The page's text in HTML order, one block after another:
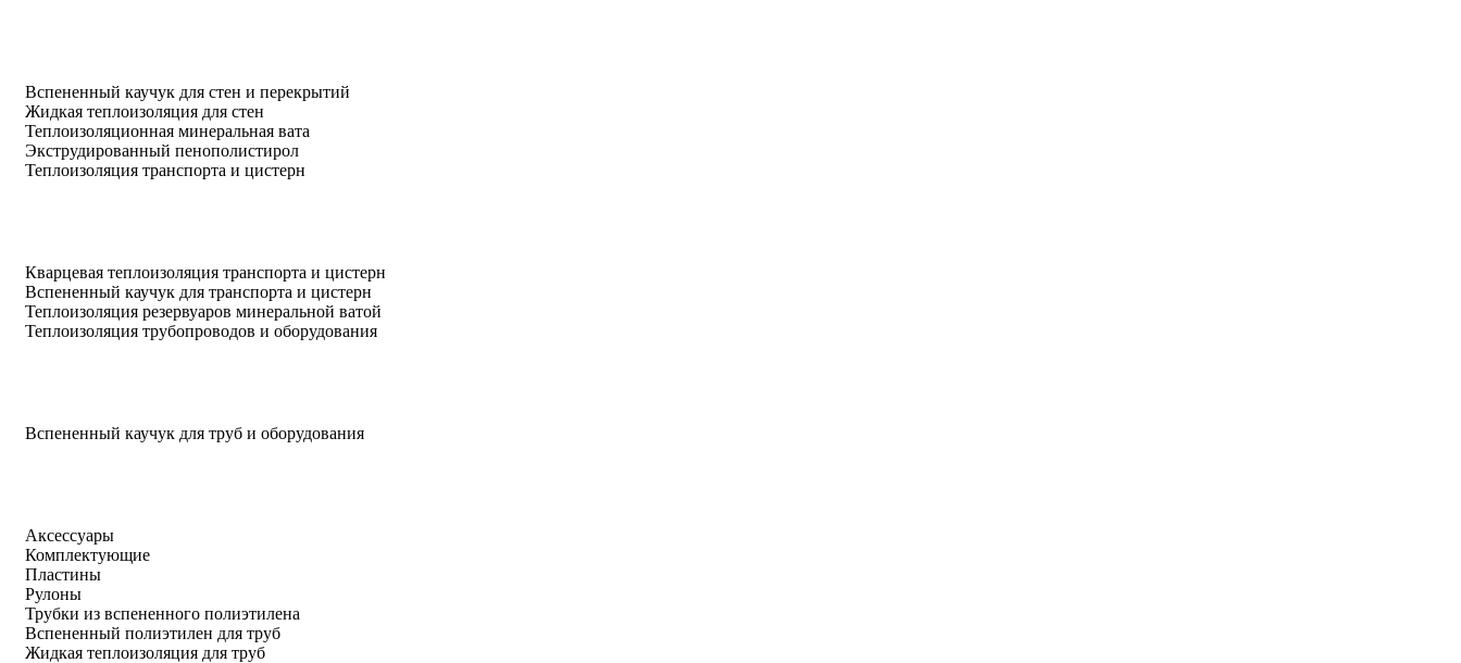
Вспененный каучук для стен и перекрытий
Жидкая теплоизоляция для стен
Теплоизоляционная минеральная вата
Экструдированный пенополистирол
Теплоизоляция транспорта и цистерн
Кварцевая теплоизоляция транспорта и цистерн
Вспененный каучук для транспорта и цистерн
Теплоизоляция резервуаров минеральной ватой
Теплоизоляция трубопроводов и оборудования
Вспененный каучук для труб и оборудования
Аксессуары
Комплектующие
Пластины
Рулоны
Трубки из вспененного полиэтилена
Вспененный полиэтилен для труб
Жидкая теплоизоляция для труб